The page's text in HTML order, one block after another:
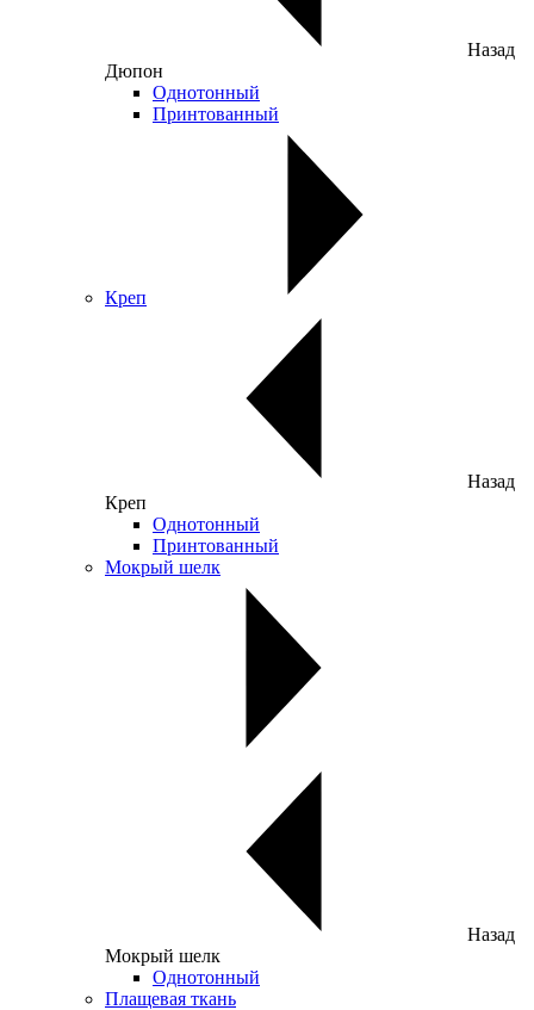
Назад
Дюпон
Однотонный
Принтованный
Креп
Назад
Креп
Однотонный
Принтованный
Мокрый шелк
Назад
Мокрый шелк
Однотонный
Плащевая ткань